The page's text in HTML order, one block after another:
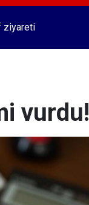
ziyareti
vurdu!